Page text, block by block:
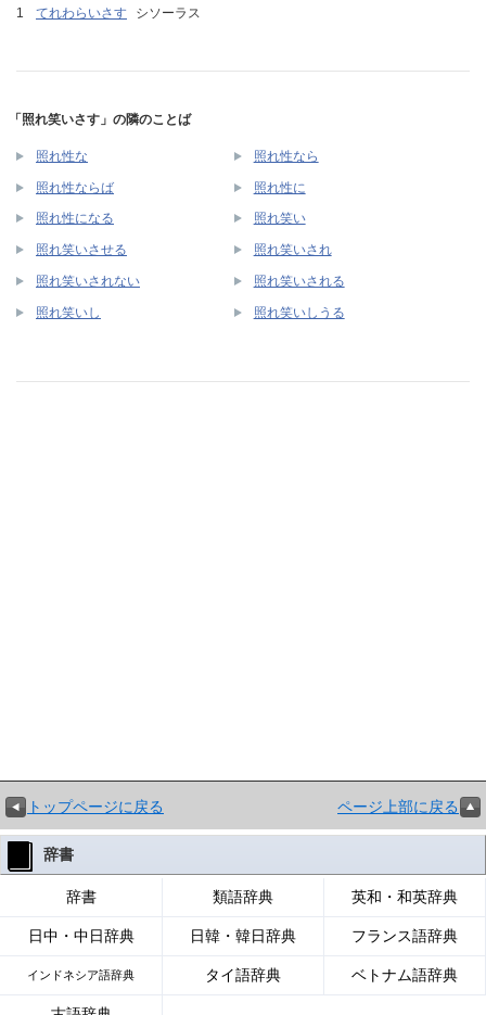
てれわらいさす シソーラス
「照れ笑いさす」の隣のことば
照れ性な 照れ性なら
照れ性ならば 照れ性に
照れ性になる 照れ笑い
照れ笑いさせる 照れ笑いされ
照れ笑いされない 照れ笑いされる
照れ笑いし 照れ笑いしうる
トップページに戻る ページ上部に戻る
辞書
辞書 類語辞典 英和・和英辞典
日中・中日辞典 日韓・韓日辞典 フランス語辞典
インドネシア語辞典 タイ語辞典 ベトナム語辞典